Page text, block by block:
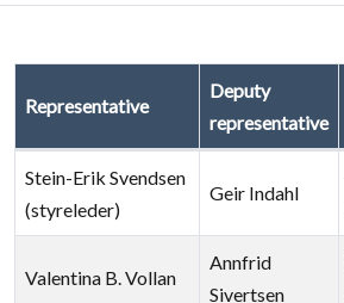
Representative
Deputy
representative
Stein-Erik Svendsen
(styreleder)
Geir Indahl
Valentina B. Vollan
Annfrid
Sivertsen